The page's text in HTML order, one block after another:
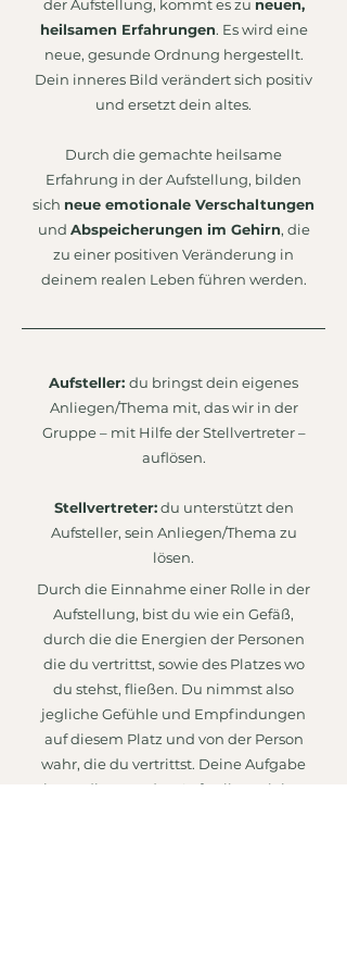
der Aufstellung, kommt es zu neuen,
heilsamen Erfahrungen. Es wird eine
neue, gesunde Ordnung hergestellt.
Dein inneres Bild verändert sich positiv
und ersetzt dein altes.
Durch die gemachte heilsame
Erfahrung in der Aufstellung, bilden
sich neue emotionale Verschaltungen
und Abspeicherungen im Gehirn, die
zu einer positiven Veränderung in
deinem realen Leben führen werden.
Aufsteller: du bringst dein eigenes
Anliegen/Thema mit, das wir in der
Gruppe – mit Hilfe der Stellvertreter –
auflösen.
Stellvertreter:du unterstützt den
Aufsteller, sein Anliegen/Thema zu
lösen.
Durch die Einnahme einer Rolle in der
Aufstellung, bist du wie ein Gefäß,
durch die die Energien der Personen
die du vertrittst, sowie des Platzes wo
du stehst, fließen. Du nimmst also
jegliche Gefühle und Empfindungen
auf diesem Platz und von der Person
wahr, die du vertrittst. Deine Aufgabe
ist es, diese an den Aufstellungsleiter